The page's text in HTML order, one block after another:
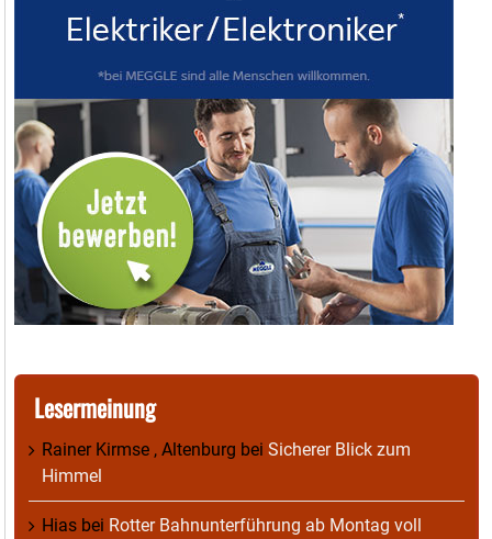
Lesermeinung
Rainer Kirmse , Altenburg bei Sicherer Blick zum
Himmel
Hias bei Rotter Bahnunterführung ab Montag voll